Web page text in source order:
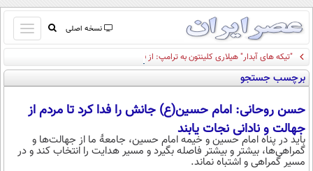
نسخه اصلی
باز
و
بسته
کردن
صفحه اول
جستجو
آب و هوا
"تیکه های آبدار" هیلاری کلینتون به ترامپ: از قصر صدام و ور رفتن با "حوضچه بازتاب" تا
وزیر جمع آوری طلا پس از دوره ترامپ!
برچسب جستجو
حسن روحانی: امام حسین(ع) جانش را فدا کرد تا مردم از
جهالت و نادانی نجات یابند
باید در پناه امام حسین و خیمه امام حسین، جامعهٔ ما از جهالت‌ها و
گمراهی‌ها، بیشتر و بیشتر فاصله بگیرد و مسیر هدایت را انتخاب کند و در
مسیر گمراهی و اشتباه نماند.